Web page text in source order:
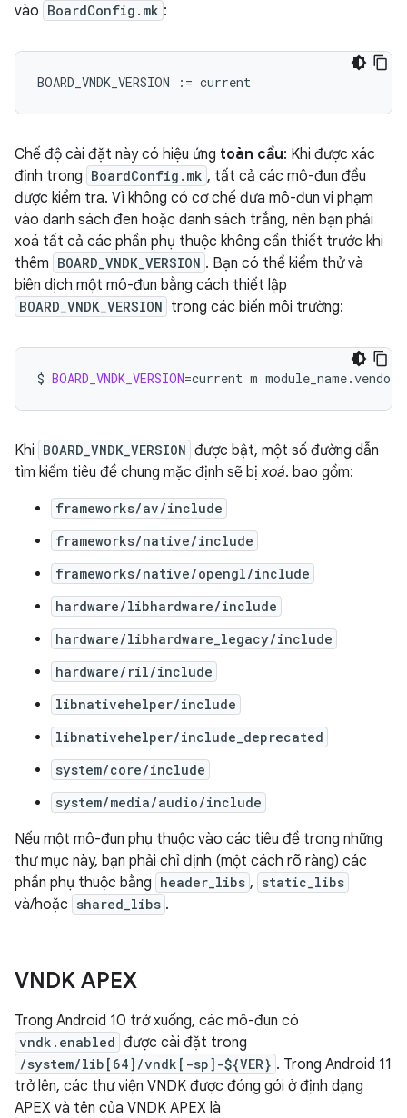
vào BoardConfig.mk :
BOARD_VNDK_VERSION := current
Chế độ cài đặt này có hiệu ứng toàn cầu: Khi được xác
định trong BoardConfig.mk , tất cả các mô-đun đều
được kiểm tra. Vì không có cơ chế đưa mô-đun vi phạm
vào danh sách đen hoặc danh sách trắng, nên bạn phải
xoá tất cả các phần phụ thuộc không cần thiết trước khi
thêm BOARD_VNDK_VERSION . Bạn có thể kiểm thử và
biên dịch một mô-đun bằng cách thiết lập
BOARD_VNDK_VERSION trong các biến môi trường:
$ BOARD_VNDK_VERSION=current m module_name.vendor
Khi BOARD_VNDK_VERSION được bật, một số đường dẫn
tìm kiếm tiêu đề chung mặc định sẽ bịxoá. bao gồm:
frameworks/av/include
frameworks/native/include
frameworks/native/opengl/include
hardware/libhardware/include
hardware/libhardware_legacy/include
hardware/ril/include
libnativehelper/include
libnativehelper/include_deprecated
system/core/include
system/media/audio/include
Nếu một mô-đun phụ thuộc vào các tiêu đề trong những
thư mục này, bạn phải chỉ định (một cách rõ ràng) các
phần phụ thuộc bằng header_libs , static_libs
và/hoặc shared_libs .
VNDK APEX
Trong Android 10 trở xuống, các mô-đun có
vndk.enabled được cài đặt trong
/system/lib[64]/vndk[-sp]-${VER} . Trong Android 11
trở lên, các thư viện VNDK được đóng gói ở định dạng
APEX và tên của VNDK APEX là